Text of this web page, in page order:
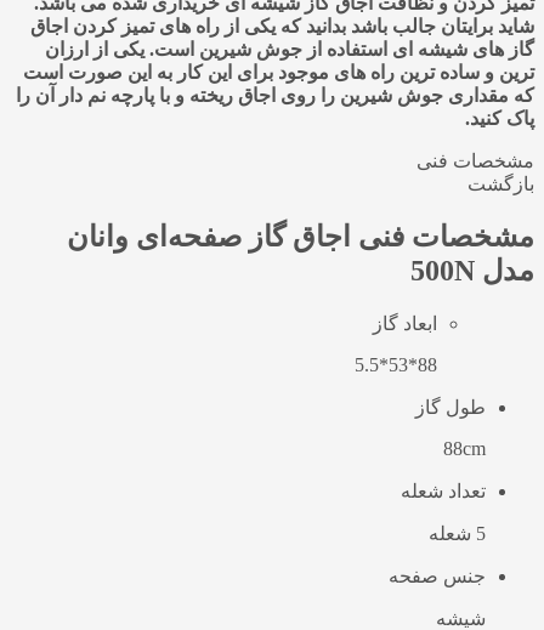
شاید برایتان جالب باشد بدانید که یکی از راه های تمیز کردن اجاق
گاز های شیشه ای استفاده از جوش شیرین است. یکی از ارزان
ترین و ساده ترین راه های موجود برای این کار به این صورت است
که مقداری جوش شیرین را روی اجاق ریخته و با پارچه نم دار آن را
پاک کنید.
مشخصات فنی
بازگشت
مشخصات فنی اجاق گاز صفحه‌ای وانان
مدل 500N
ابعاد گاز
88*53*5.5
طول گاز
88cm
تعداد شعله
5 شعله
جنس صفحه
شیشه